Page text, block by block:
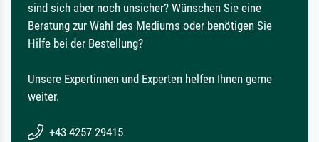
sind sich aber noch unsicher? Wünschen Sie eine
Beratung zur Wahl des Mediums oder benötigen Sie
Hilfe bei der Bestellung?
Unsere Expertinnen und Experten helfen Ihnen gerne
weiter.
+43 4257 29415